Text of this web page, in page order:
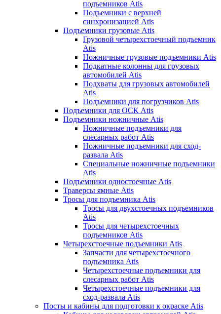
подъемников Atis
Подъемники с верхней
синхронизацией Atis
Подъемники грузовые Atis
Грузовой четырехстоечный подъемник
Atis
Ножничные грузовые подъемники Atis
Подкатные колонны для грузовых
автомобилей Atis
Подхваты для грузовых автомобилей
Atis
Подъемники для погрузчиков Atis
Подъемники для ОСК Atis
Подъемники ножничные Atis
Ножничные подъемники для
слесарных работ Atis
Ножничные подъемники для сход-
развала Atis
Специальные ножничные подъемники
Atis
Подъемники одностоечные Atis
Траверсы ямные Atis
Тросы для подъемника Atis
Тросы для двухстоечных подъемников
Atis
Тросы для четырехстоечных
подъемников Atis
Четырехстоечные подъемники Atis
Запчасти для четырехстоечного
подъемника Atis
Четырехстоечные подъемники для
слесарных работ Atis
Четырехстоечные подъемники для
сход-развала Atis
Посты и кабины для подготовки к окраске Atis